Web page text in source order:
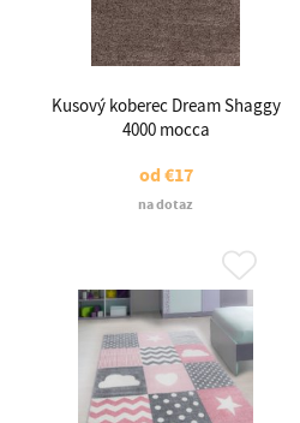
Kusový koberec Dream Shaggy
4000 mocca
od€17
na dotaz